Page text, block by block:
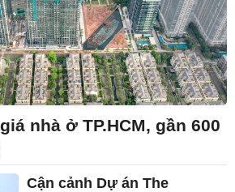
nhà ở TP.HCM, gần 600
Cận cảnh Dự án The